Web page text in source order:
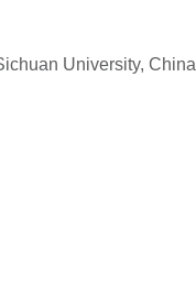
University, China